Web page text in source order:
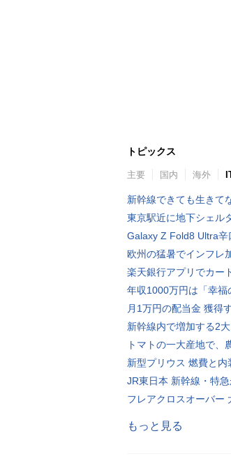
トピックス
主要 国内 海外
新幹線できても生きて
東京駅近に地下シェル
Galaxy Z Fold8 Ultra辛
欧州の猛暑でインフレ
楽天銀行アプリでカー
年収1000万円は「幸福
月1万円の配当金 獲得
新幹線内で増加する2
トマトの一大産地で、
新型プリウス 燃費と内
JR東日本 新幹線・特
フレアクロスオーバー
もっと見る